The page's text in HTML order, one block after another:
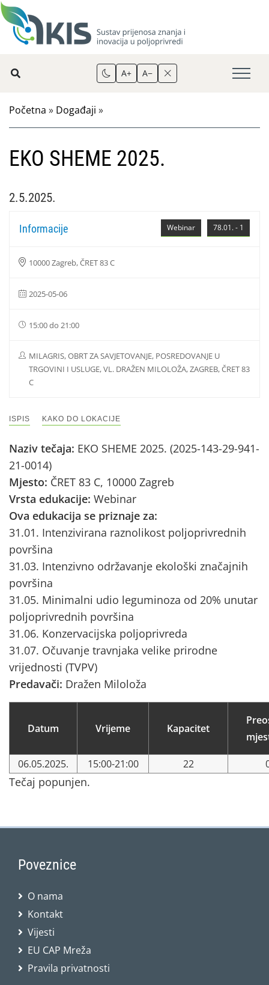
A+ A−
Početna » Događaji »
EKO SHEME 2025.
2.5.2025.
78.01. - 1
Webinar
Informacije
10000 Zagreb, ČRET 83 C
2025-05-06
15:00 do 21:00
MILAGRIS, OBRT ZA SAVJETOVANJE, POSREDOVANJE U
TRGOVINI I USLUGE, VL. DRAŽEN MILOLOŽA, ZAGREB, ČRET 83
C
ISPIS KAKO DO LOKACIJE
Naziv tečaja: EKO SHEME 2025. (2025-143-29-941-
21-0014)
Mjesto: ČRET 83 C, 10000 Zagreb
Vrsta edukacije: Webinar
Ova edukacija se priznaje za:
31.01. Intenzivirana raznolikost poljoprivrednih
površina
31.03. Intenzivno održavanje ekološki značajnih
površina
31.05. Minimalni udio leguminoza od 20% unutar
poljoprivrednih površina
31.06. Konzervacijska poljoprivreda
31.07. Očuvanje travnjaka velike prirodne
vrijednosti (TVPV)
Predavači: Dražen Miloloža
Datum Vrijeme Kapacitet
06.05.2025. 15:00-21:00 22
Tečaj popunjen.
Poveznice
O nama
Kontakt
Vijesti
EU CAP Mreža
Pravila privatnosti